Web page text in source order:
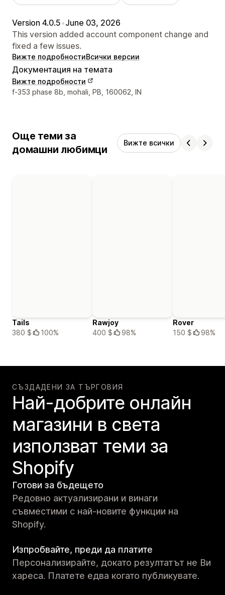
Version 4.0.5•June 03, 2026
This version added account component change and
fixed a few issues.
Вижте подробностиВсички версии
Документация на темата
Вижте подробности
Данни за връзка с дизайнера
f-353 phase 8b, mohali, PB, 160062, IN
Още теми за
домашни любимци
Вижте всички
Tails
380 $
100%
Rawjoy
400 $
98%
Rover
150 $
98%
СЪЗДАДЕНИ ЗА ТЪРГОВИЯ
Най-добрите онлайн
магазини в света
използват теми за
Shopify
Готови за бъдещето
Редовно актуализирани и винаги
съвместими с най-новите функции на
Shopify.
Изпробвайте, преди да платите
Персонализирайте, докато резултатът не Ви
хареса. Платете едва когато публикувате.